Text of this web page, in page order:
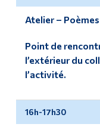
Atelier –
Point de
l’extérieur du
l’activité.
16h-17h30